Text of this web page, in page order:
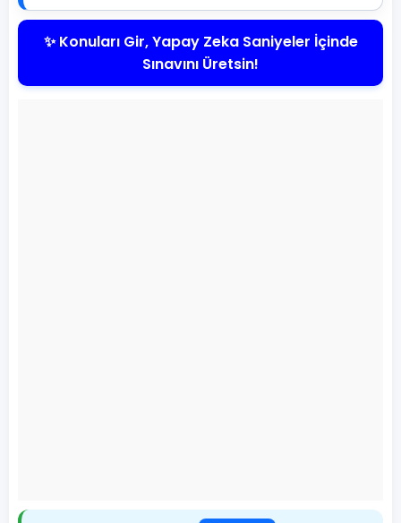
✨ Konuları Gir, Yapay Zeka Saniyeler İçinde
Sınavını Üretsin!